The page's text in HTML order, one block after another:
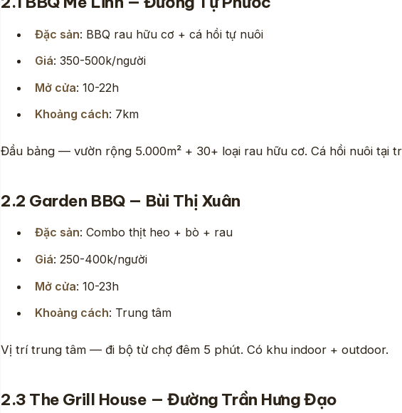
Đặc sản: BBQ rau hữu cơ + cá hồi tự nuôi
Giá: 350-500k/người
Mở cửa: 10-22h
Khoảng cách: 7km
Đầu bảng — vườn rộng 5.000m² + 30+ loại rau hữu cơ. Cá hồi nuôi tại
2.2 Garden BBQ — Bùi Thị Xuân
Đặc sản: Combo thịt heo + bò + rau
Giá: 250-400k/người
Mở cửa: 10-23h
Khoảng cách: Trung tâm
Vị trí trung tâm — đi bộ từ chợ đêm 5 phút. Có khu indoor + outdoor.
2.3 The Grill House — Đường Trần Hưng Đạo